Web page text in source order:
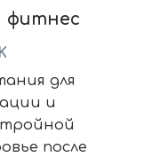
фитнес
для
и
после